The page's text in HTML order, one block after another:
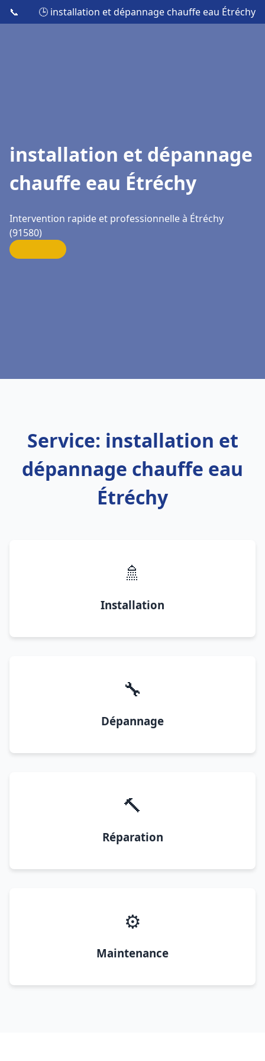
📞 🕒 installation et dépannage chauffe eau Étréchy
installation et dépannage
chauffe eau Étréchy
Intervention rapide et professionnelle à Étréchy
(91580)
Service: installation et
dépannage chauffe eau
Étréchy
🚿
Installation
🔧
Dépannage
🔨
Réparation
⚙️
Maintenance